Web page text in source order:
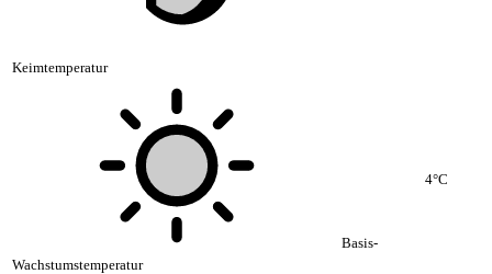
Keimtemperatur
Basis-
Wachstumstemperatur
4°C